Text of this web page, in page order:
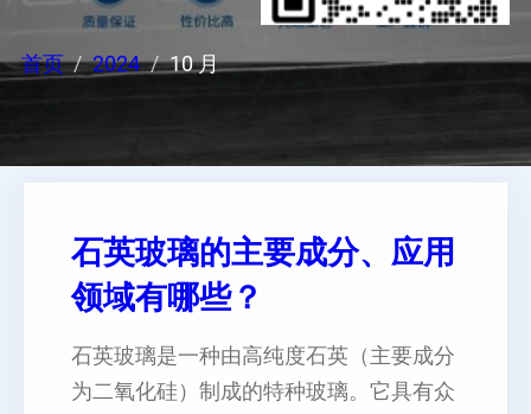
首页 2024 10 月
石英玻璃的主要成分、应用
领域有哪些？
石英玻璃是一种由高纯度石英（主要成分
为二氧化硅）制成的特种玻璃。它具有众